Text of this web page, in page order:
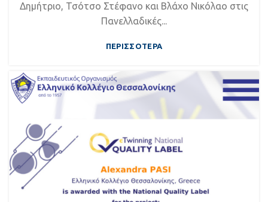
Δημήτριο, Τσότσο Στέφανο και Βλάχο Νικόλαο στις
Πανελλαδικές...
ΠΕΡΙΣΣΌΤΕΡΑ